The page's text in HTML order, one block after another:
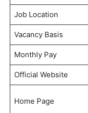
Job Location
Vacancy Basis
Monthly Pay
Official Website
Home Page